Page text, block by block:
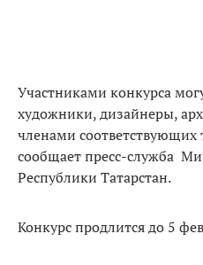
Участниками конкурса
художники, дизайнеры,
членами соответствующих
сообщает пресс-служба
Республики Татарстан.
Конкурс продлится до 5